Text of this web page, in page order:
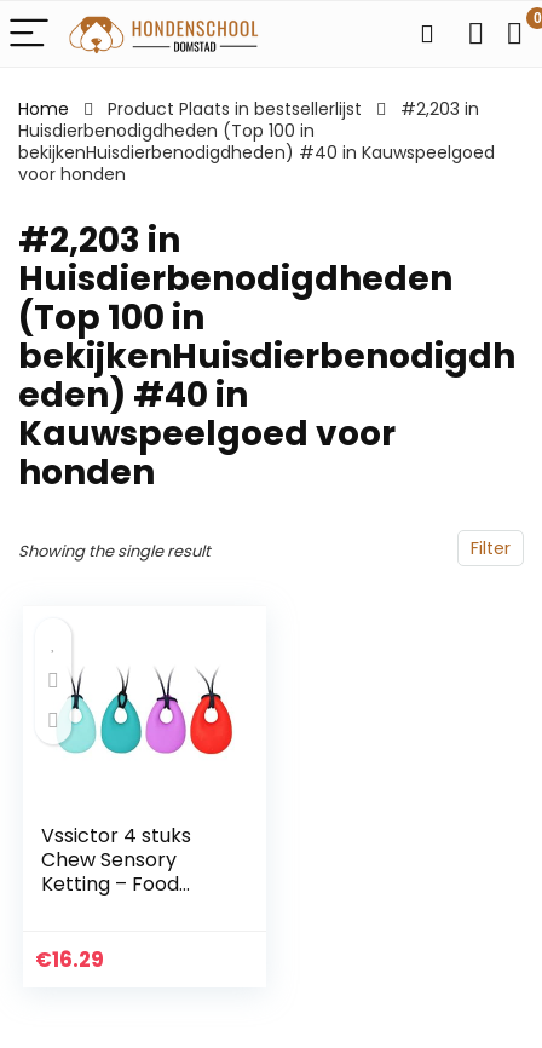
0
Home Product Plaats in bestsellerlijst
#2,203 in
Huisdierbenodigdheden (Top 100 in
bekijkenHuisdierbenodigdheden) #40 in Kauwspeelgoed
voor honden
#2,203 in
Huisdierbenodigdheden
(Top 100 in
bekijkenHuisdierbenodigdh
eden) #40 in
Kauwspeelgoed voor
honden
Filter
Showing the single result
Vssictor 4 stuks
Chew Sensory
Ketting – Food
Getextureerde
€16.29